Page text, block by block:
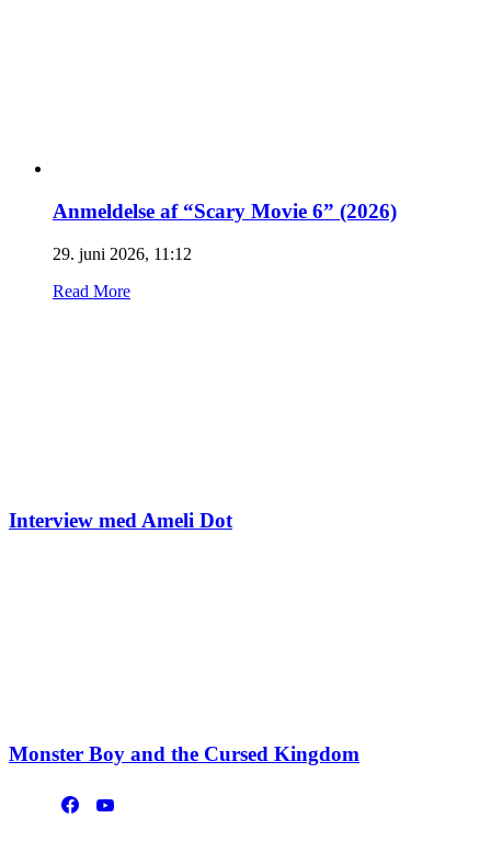
Anmeldelse af “Scary Movie 6” (2026)
29. juni 2026, 11:12
Read More
Interview med Ameli Dot
Monster Boy and the Cursed Kingdom